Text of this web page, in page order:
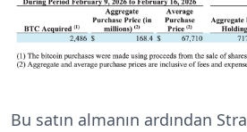
Bu satın almanın ardından